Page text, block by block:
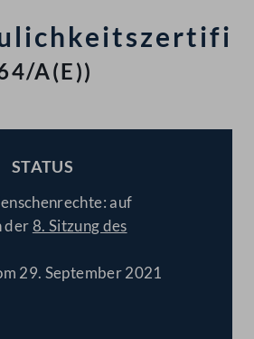
A(E))
STATUS
auf
der8. Sitzung des
29. September 2021